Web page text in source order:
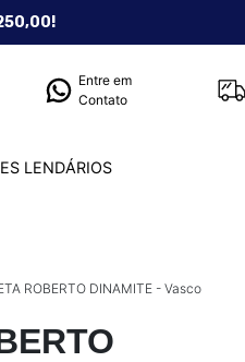
Entre em
Contato
LENDÁRIOS
ROBERTO DINAMITE - Vasco